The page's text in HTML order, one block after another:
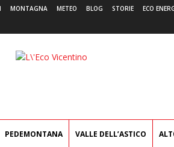
MONTAGNA METEO BLOG STORIE ECO
L'Eco
PEDEMONTANA VALLE DELL’ASTICO